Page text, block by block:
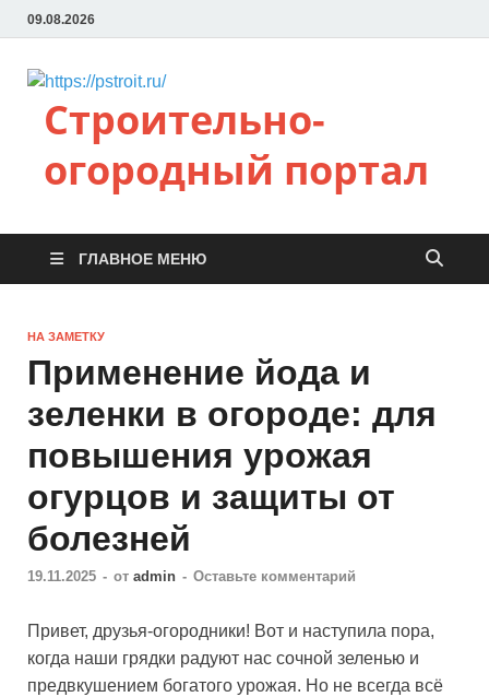
09.08.2026
Строительно-
огородный портал
ГЛАВНОЕ МЕНЮ
НА ЗАМЕТКУ
Применение йода и
зеленки в огороде: для
повышения урожая
огурцов и защиты от
болезней
19.11.2025 - от admin - Оставьте комментарий
Привет, друзья-огородники! Вот и наступила пора,
когда наши грядки радуют нас сочной зеленью и
предвкушением богатого урожая. Но не всегда всё